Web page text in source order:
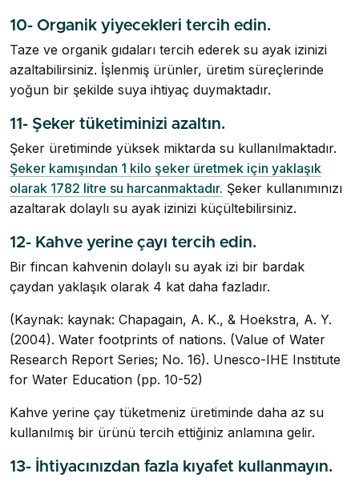
10- Organik yiyecekleri tercih edin.
Taze ve organik gıdaları tercih ederek su ayak izinizi
azaltabilirsiniz. İşlenmiş ürünler, üretim süreçlerinde
yoğun bir şekilde suya ihtiyaç duymaktadır.
11- Şeker tüketiminizi azaltın.
Şeker üretiminde yüksek miktarda su kullanılmaktadır.
Şeker kamışından 1 kilo şeker üretmek için yaklaşık
olarak 1782 litre su harcanmaktadır. Şeker kullanımınızı
azaltarak dolaylı su ayak izinizi küçültebilirsiniz.
12- Kahve yerine çayı tercih edin.
Bir fincan kahvenin dolaylı su ayak izi bir bardak
çaydan yaklaşık olarak 4 kat daha fazladır.
(Kaynak: kaynak: Chapagain, A. K., & Hoekstra, A. Y.
(2004). Water footprints of nations. (Value of Water
Research Report Series; No. 16). Unesco-IHE Institute
for Water Education (pp. 10-52)
Kahve yerine çay tüketmeniz üretiminde daha az su
kullanılmış bir ürünü tercih ettiğiniz anlamına gelir.
13- İhtiyacınızdan fazla kıyafet kullanmayın.